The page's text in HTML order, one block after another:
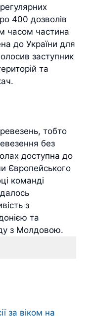
400 дозволів
часом частина
до України для
заступник
та
тобто
без
доступна до
Європейського
команді
з
та
з Молдовою.
за віком на